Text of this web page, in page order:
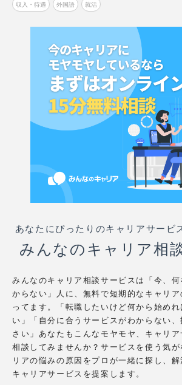
収入・待遇 外国語 就活
あなたにぴったりのキャリアサービ
みんなのキャリア相
みんなのキャリア相談サービスは「今、
からない」人に、無料で短期的なキャリ
ってます。「転職したいけど何から始め
い」「自分に合うサービスがわからない、
さい」あなたもこんなモヤモヤ、キャリ
相談してみませんか？サービスを使う気
リアの悩みの原因をプロが一緒に探し、
キャリアサービスを提案します。